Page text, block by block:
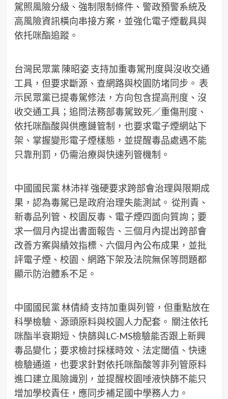
駕照風險分級、強制限制條件、警政預警系統及
高風險資訊橫向串接方案，並強化電子煙載具與
依托咪酯追蹤。
台灣民眾黨 陳昭姿 支持加重毒駕刑度與沒收交通
工具，但要求斷源、查網路與校園防堵同步。 表
示民眾黨已提毒駕修法，方向包含提高刑度、沒
收交通工具；追問法務部毒駕致死／重傷刑度、
依托咪酯酸與供應鏈管制，也要求電子煙網站下
架、掌握變形電子煙樣態，並提醒毒品處遇不能
只靠刑罰，仍需治療與快速列管機制。
中國國民黨 林沛祥 強硬要求跨部會治理與限期成
果，認為毒駕已是政府治理失能測試。 從刑責、
新毒品列管、校園反毒、電子煙四面向質詢；要
求一個月內提出書面報告、三個月內提出跨部會
改善方案與績效指標、六個月內公布成果，並批
評電子煙、校園、網路下架及法院無保等問題都
顯示防治體系不足。
中國國民黨 林倩綺 支持加重與列管，但重點放在
科學檢驗、源頭原料與校園人力配套。 關注依托
咪酯半衰期短、快篩與LC-MS檢驗能否跟上新興
毒品變化；要求檢討採樣時效、法定閾值、快速
檢驗通道，也要求針對依托咪酯酸等非列管原料
進口建立風險識別，並提醒校園唾液快篩不能只
增加學校責任，應同步補足國中學務人力。